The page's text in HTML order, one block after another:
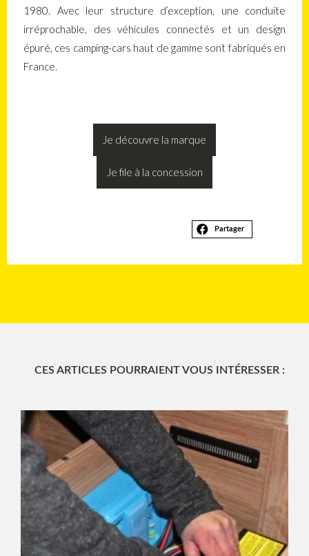
1980. Avec leur structure d’exception, une conduite
irréprochable, des véhicules connectés et un design
épuré, ces camping-cars haut de gamme sont fabriqués en
France.
Je découvre la marque
Je file à la concession
Partager
CES ARTICLES POURRAIENT VOUS INTÉRESSER :